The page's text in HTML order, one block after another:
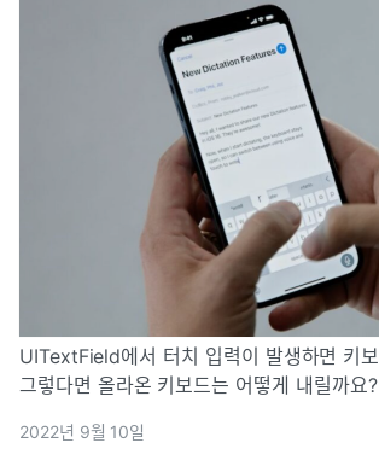
UITextField에서 터치 입력이 발생하면 키보드가 올라옵니다.
그렇다면 올라온 키보드는 어떻게 내릴까요? 일단
다음은 touchesBegan 이라는 메
2022년 9월 10일